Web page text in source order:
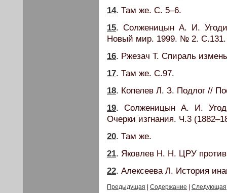
14. Там же. С. 5–6.
15. Солженицын А. И.
Новый мир. 1999. № 2. С.131.
16. Ржезач Т. Спираль
17. Там же. С.97.
18. Копелев Л. З. Подлог //
19. Солженицын А. И.
Очерки изгнания. Ч.3
20. Там же.
21. Яковлев Н. Н. ЦРУ
22. Алексеева Л. История
Предыдущая Содержание Следующая